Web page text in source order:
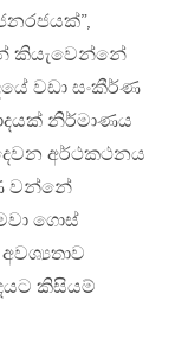
කියැවෙන්නේ
වඩා සංකීර්ණ
නිර්මාණය
අර්ථකථනය
වන්නේ
ගොස්
කිසියම්